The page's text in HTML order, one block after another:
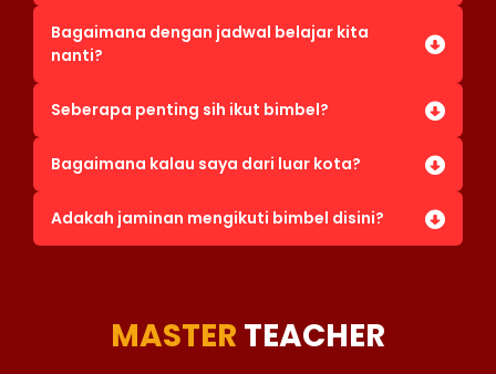
Bagaimana dengan jadwal belajar kita
nanti?
Seberapa penting sih ikut bimbel?
Bagaimana kalau saya dari luar kota?
Adakah jaminan mengikuti bimbel disini?
MASTER TEACHER